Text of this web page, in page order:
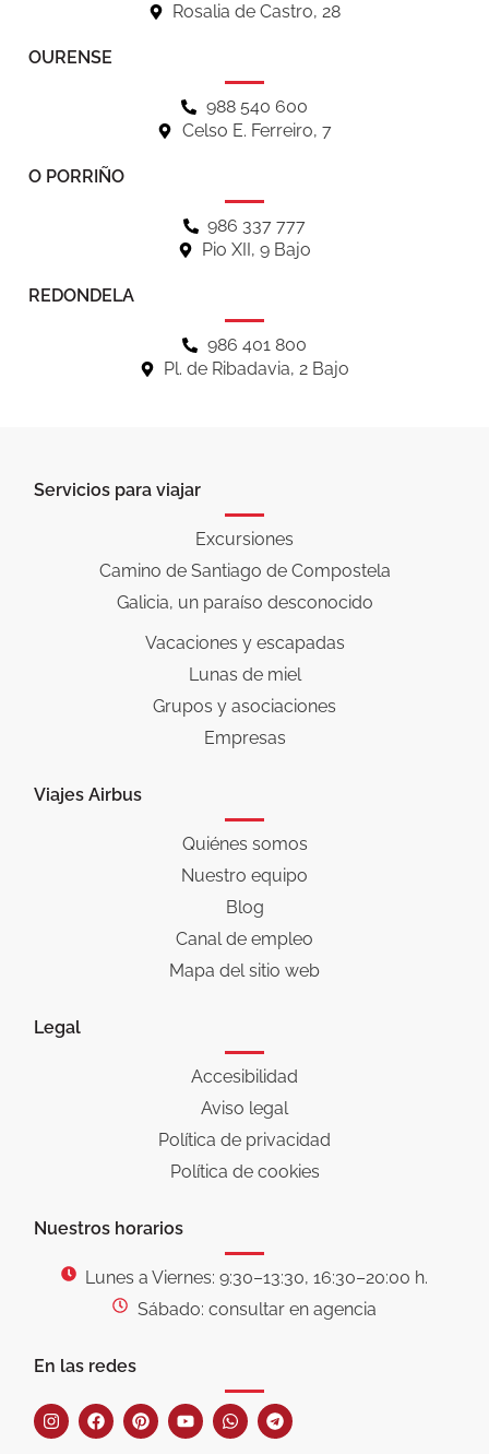
Rosalia de Castro, 28
OURENSE
988 540 600
Celso E. Ferreiro, 7
O PORRIÑO
986 337 777
Pio XII, 9 Bajo
REDONDELA
986 401 800
Pl. de Ribadavia, 2 Bajo
Servicios para viajar
Excursiones
Camino de Santiago de Compostela
Galicia, un paraíso desconocido
Vacaciones y escapadas
Lunas de miel
Grupos y asociaciones
Empresas
Viajes Airbus
Quiénes somos
Nuestro equipo
Blog
Canal de empleo
Mapa del sitio web
Legal
Accesibilidad
Aviso legal
Política de privacidad
Política de cookies
Nuestros horarios
Lunes a Viernes: 9:30–13:30, 16:30–20:00 h.
Sábado: consultar en agencia
En las redes
I
n
s
F
a
c
P
i
n
Y
o
u
W
h
a
T
e
l